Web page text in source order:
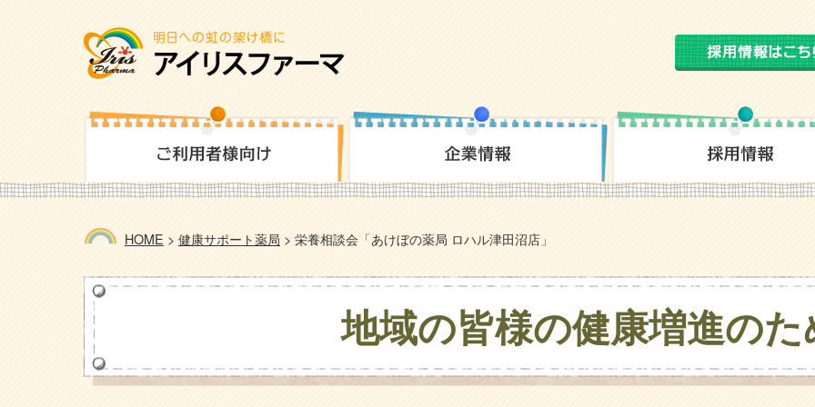
HOME > 健康サポート薬局 > 栄養相談会「あけぼの薬局 ロハル津田沼店」
地域の皆様の健康増進の